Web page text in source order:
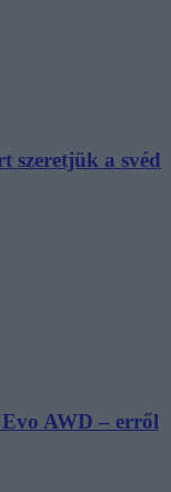
szeretjük a svéd
AWD – erről